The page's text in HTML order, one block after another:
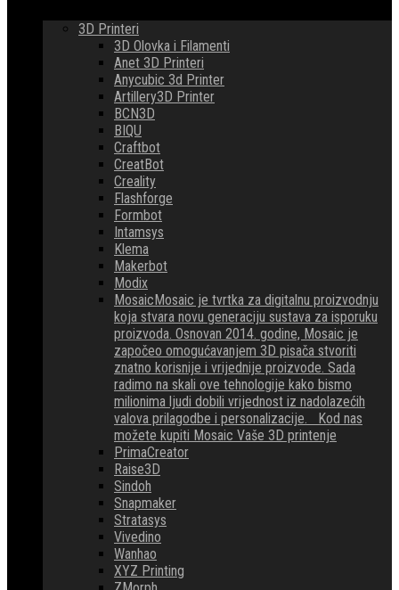
3D Printeri
3D Olovka i Filamenti
Anet 3D Printeri
Anycubic 3d Printer
Artillery3D Printer
BCN3D
BIQU
Craftbot
CreatBot
Creality
Flashforge
Formbot
Intamsys
Klema
Makerbot
Modix
MosaicMosaic je tvrtka za digitalnu proizvodnju
koja stvara novu generaciju sustava za isporuku
proizvoda. Osnovan 2014. godine, Mosaic je
započeo omogućavanjem 3D pisača stvoriti
znatno korisnije i vrijednije proizvode. Sada
radimo na skali ove tehnologije kako bismo
milionima ljudi dobili vrijednost iz nadolazećih
valova prilagodbe i personalizacije. Kod nas
možete kupiti Mosaic Vaše 3D printenje
PrimaCreator
Raise3D
Sindoh
Snapmaker
Stratasys
Vivedino
Wanhao
XYZ Printing